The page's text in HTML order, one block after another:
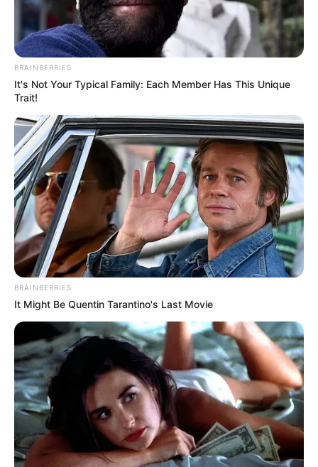
MANTÉNGASE EN ALERTA
Tenemos todas las noticias que le
favor, active las notificaciones de Alerta.
ACTIVAR AHORA
TEMAS DESTACADOS
EMERGENCIAS POR LLUVIAS
METRO DE MEDELLÍN
ELECCIONES PRESIDENCIALES
MARINILLA - ANTIOQUIA
BRAINBERRIES
It's Not Your Typical Family: Each Member Has This Unique
Trait!
BRAINBERRIES
It Might Be Quentin Tarantino's Last Movie